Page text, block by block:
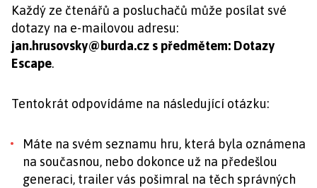
Každý ze čtenářů a posluchačů může posílat své
dotazy na e-mailovou adresu:
jan.hrusovsky@burda.cz s předmětem: Dotazy
Escape.
Tentokrát odpovídáme na následující otázku:
Máte na svém seznamu hru, která byla oznámena
na současnou, nebo dokonce už na předešlou
generaci, trailer vás pošimral na těch správných